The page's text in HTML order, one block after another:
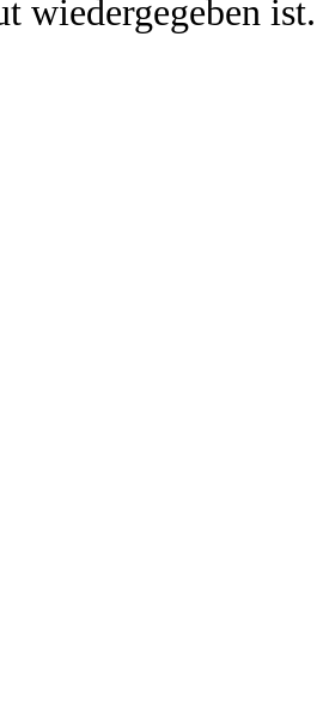
wiedergegeben ist.